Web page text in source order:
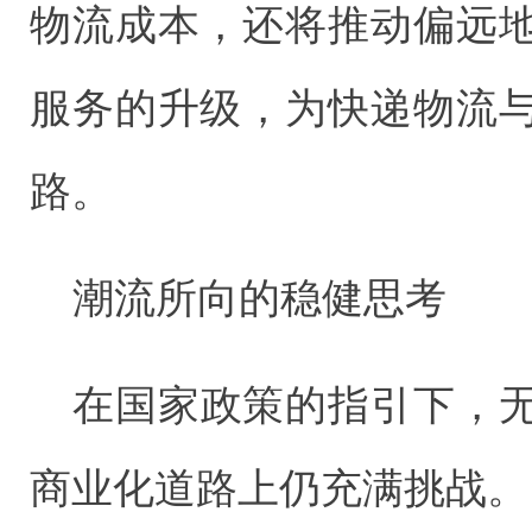
物流成本，还将推动偏远
服务的升级，为快递物流
路。
潮流所向的稳健思考
在国家政策的指引下，
商业化道路上仍充满挑战。